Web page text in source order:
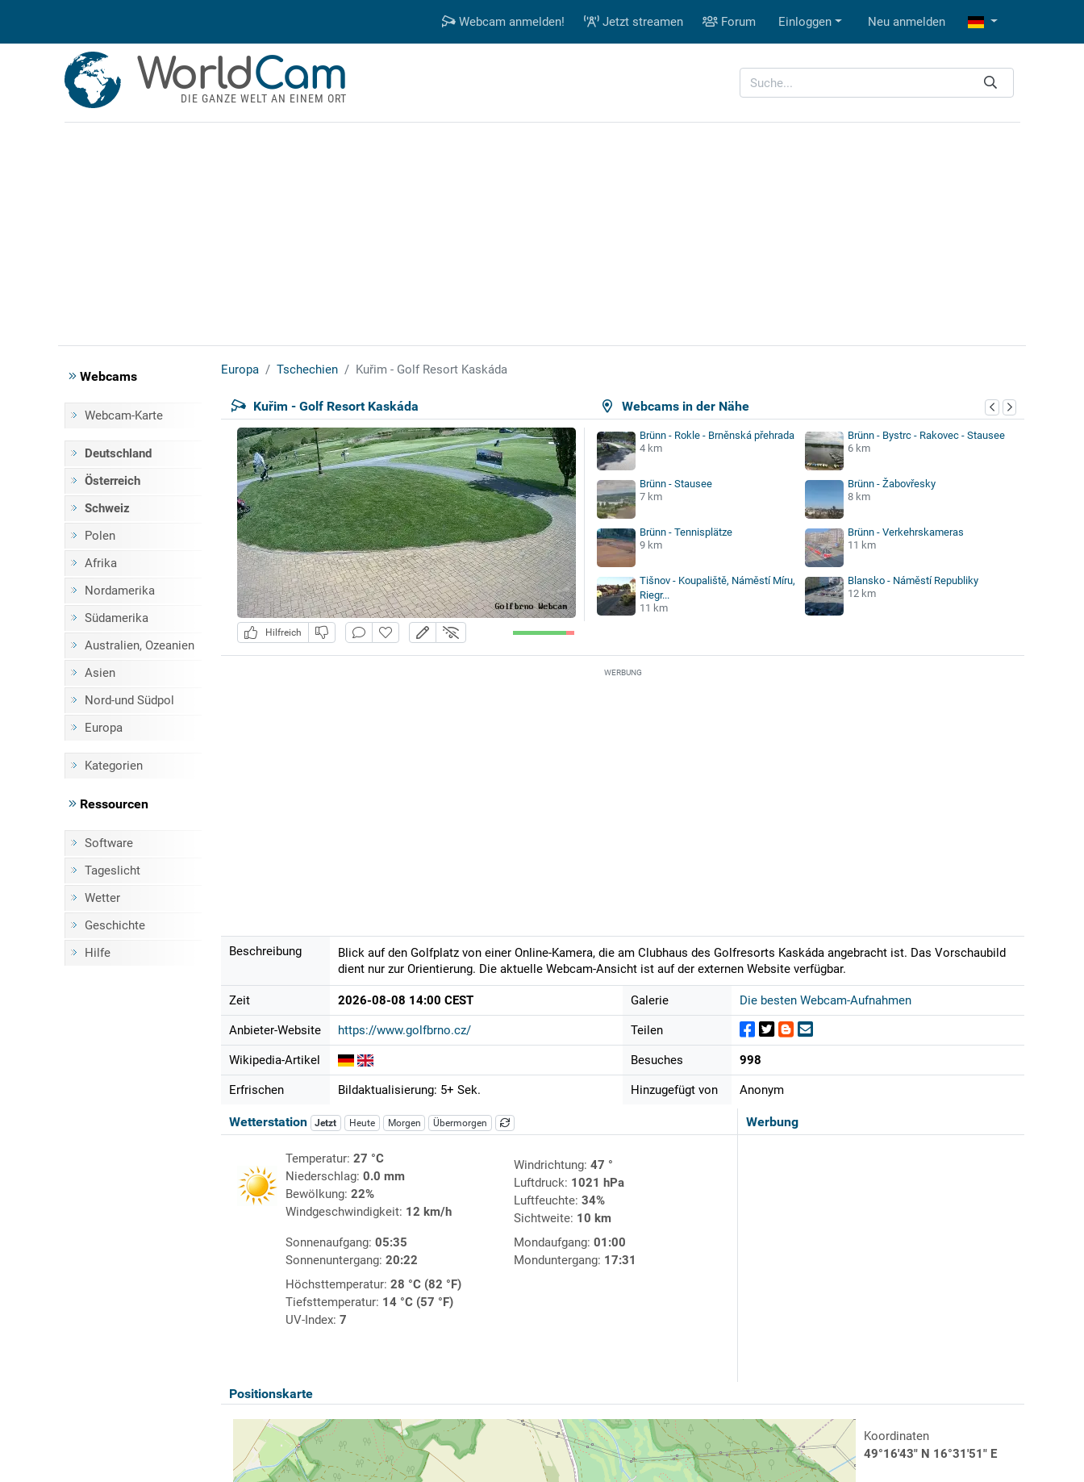
Webcam anmelden! Jetzt streamen Forum Einloggen Neu anmelden
WorldCam
DIE GANZE WELT AN EINEM ORT
Webcams
Webcam-Karte
Deutschland
Österreich
Schweiz
Polen
Afrika
Nordamerika
Südamerika
Australien, Ozeanien
Asien
Nord-und Südpol
Europa
Kategorien
Ressourcen
Software
Tageslicht
Wetter
Geschichte
Hilfe
Europa Tschechien Kuřim - Golf Resort Kaskáda
Webcams in der Nähe
Kuřim - Golf Resort Kaskáda
Hilfreich
Brünn - Rokle - Brněnská přehrada
4 km
Brünn - Bystrc - Rakovec - Stausee
6 km
Brünn - Stausee
7 km
Brünn - Žabovřesky
8 km
Brünn - Tennisplätze
9 km
Brünn - Verkehrskameras
11 km
Tišnov - Koupaliště, Náměstí Míru,
Riegr...
11 km
Blansko - Náměstí Republiky
12 km
WERBUNG
Beschreibung
Blick auf den Golfplatz von einer Online-Kamera, die am Clubhaus des Golfresorts Kaskáda angebracht ist. Das Vorschaubild
dient nur zur Orientierung. Die aktuelle Webcam-Ansicht ist auf der externen Website verfügbar.
Zeit 2026-08-08 14:00 CEST
Anbieter-Website https://www.golfbrno.cz/
Wikipedia-Artikel
Erfrischen Bildaktualisierung: 5+ Sek.
Galerie Die besten Webcam-Aufnahmen
Teilen
Besuches 998
Hinzugefügt von Anonym
Werbung
Wetterstation Jetzt Heute Morgen Übermorgen
Temperatur: 27 °C
Niederschlag: 0.0 mm
Bewölkung: 22%
Windgeschwindigkeit: 12 km/h
Windrichtung: 47 °
Luftdruck: 1021 hPa
Luftfeuchte: 34%
Sichtweite: 10 km
Sonnenaufgang: 05:35
Sonnenuntergang: 20:22
Mondaufgang: 01:00
Monduntergang: 17:31
Höchsttemperatur: 28 °C (82 °F)
Tiefsttemperatur: 14 °C (57 °F)
UV-Index: 7
Positionskarte
Koordinaten
49°16'43" N 16°31'51" E